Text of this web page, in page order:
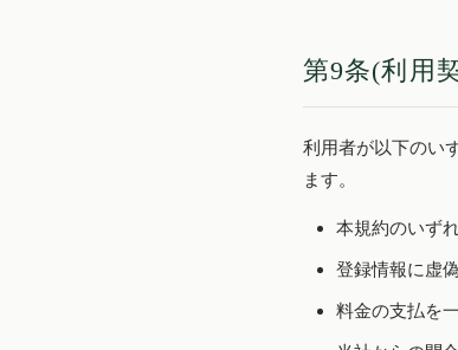
第9条(利用
利用者が以下のい
ます。
本規約のいず
登録情報に虚
料金の支払を